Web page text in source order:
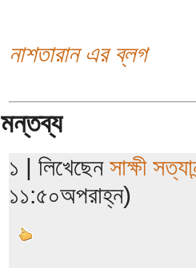
নাশতারান এর ব্লগ
মন্তব্য
১ | লিখেছেন সাক্ষী
১১:৫০অপরাহ্ন)